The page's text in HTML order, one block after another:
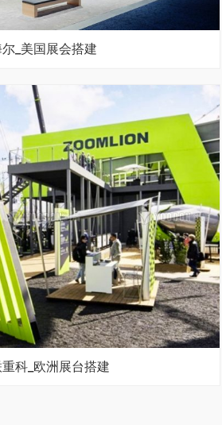
_美国展会搭建
科_欧洲展台搭建